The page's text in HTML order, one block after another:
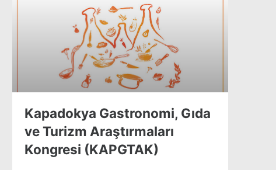
Kapadokya Gastronomi, Gıda
ve Turizm Araştırmaları
Kongresi (KAPGTAK)